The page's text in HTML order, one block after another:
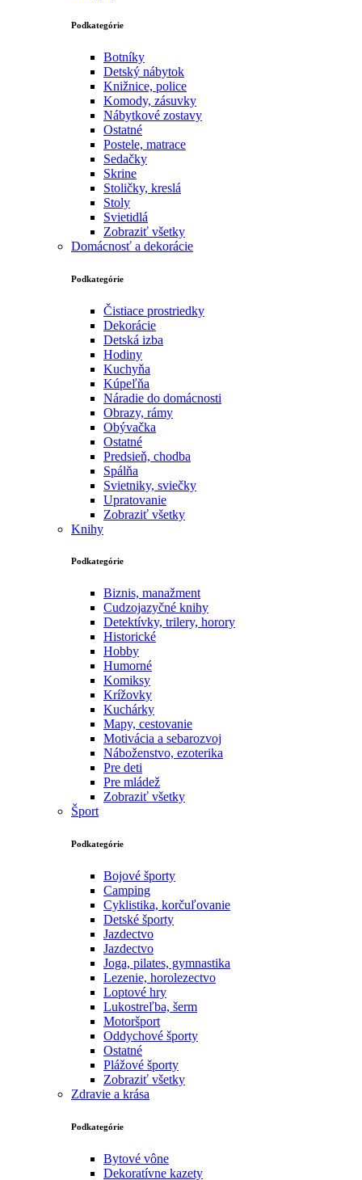
Podkategórie
Botníky
Detský nábytok
Knižnice, police
Komody, zásuvky
Nábytkové zostavy
Ostatné
Postele, matrace
Sedačky
Skrine
Stoličky, kreslá
Stoly
Svietidlá
Zobraziť všetky
Domácnosť a dekorácie
Podkategórie
Čistiace prostriedky
Dekorácie
Detská izba
Hodiny
Kuchyňa
Kúpeľňa
Náradie do domácnosti
Obrazy, rámy
Obývačka
Ostatné
Predsieň, chodba
Spálňa
Svietniky, sviečky
Upratovanie
Zobraziť všetky
Knihy
Podkategórie
Biznis, manažment
Cudzojazyčné knihy
Detektívky, trilery, horory
Historické
Hobby
Humorné
Komiksy
Krížovky
Kuchárky
Mapy, cestovanie
Motivácia a sebarozvoj
Náboženstvo, ezoterika
Pre deti
Pre mládež
Zobraziť všetky
Šport
Podkategórie
Bojové športy
Camping
Cyklistika, korčuľovanie
Detské športy
Jazdectvo
Jazdectvo
Joga, pilates, gymnastika
Lezenie, horolezectvo
Loptové hry
Lukostreľba, šerm
Motoršport‎
Oddychové športy
Ostatné
Plážové športy
Zobraziť všetky
Zdravie a krása
Podkategórie
Bytové vône
Dekoratívne kazety